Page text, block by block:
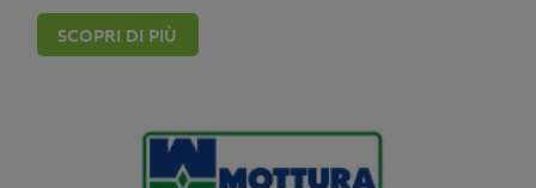
SCOPRI DI PIÙ